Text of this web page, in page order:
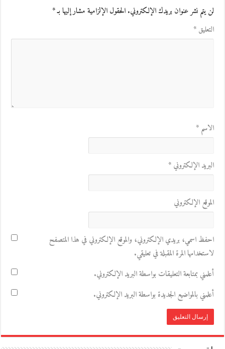
لن يتم نشر عنوان بريدك الإلكتروني.الحقول الإلزامية مشار إليها بـ*
التعليق*
الاسم*
البريد الإلكتروني*
الموقع الإلكتروني
احفظ اسمي، بريدي الإلكتروني، والموقع الإلكتروني في هذا المتصفح
لاستخدامها المرة المقبلة في تعليقي.
أعلمني بمتابعة التعليقات بواسطة البريد الإلكتروني.
أعلمني بالمواضيع الجديدة بواسطة البريد الإلكتروني.